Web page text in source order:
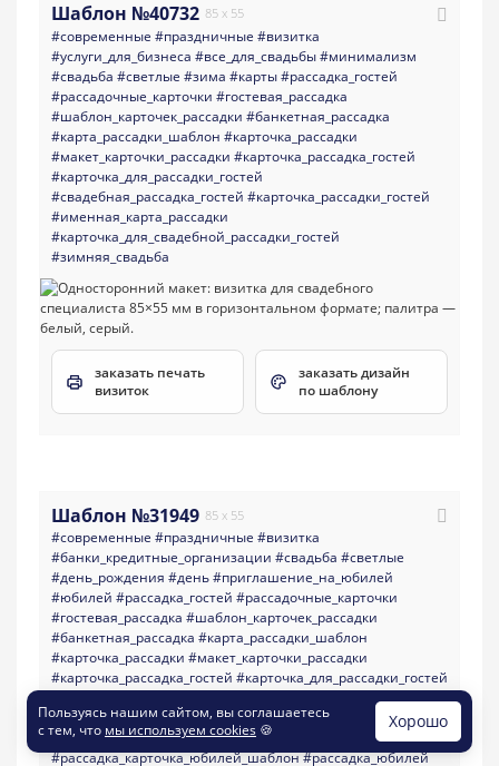
Шаблон №40732 85 x 55
#современные #праздничные #визитка
#услуги_для_бизнеса #все_для_свадьбы#минимализм
#свадьба #светлые #зима #карты#рассадка_гостей
#рассадочные_карточки #гостевая_рассадка
#шаблон_карточек_рассадки #банкетная_рассадка
#карта_рассадки_шаблон #карточка_рассадки
#макет_карточки_рассадки #карточка_рассадка_гостей
#карточка_для_рассадки_гостей
#свадебная_рассадка_гостей #карточка_рассадки_гостей
#именная_карта_рассадки
#карточка_для_свадебной_рассадки_гостей
#зимняя_свадьба
заказать печать
визиток
заказать дизайн
по шаблону
Шаблон №31949 85 x 55
#современные #праздничные #визитка
#банки_кредитные_организации #свадьба #светлые
#день_рождения #день#приглашение_на_юбилей
#юбилей #рассадка_гостей #рассадочные_карточки
#гостевая_рассадка #шаблон_карточек_рассадки
#банкетная_рассадка #карта_рассадки_шаблон
#карточка_рассадки #макет_карточки_рассадки
#карточка_рассадка_гостей #карточка_для_рассадки_гостей
#карточка_рассадки_гостей
#именная_карта_рассадки
#карточка_для_свадебной_рассадки_гостей
#рассадка_карточка_юбилей_шаблон#рассадка_юбилей
Пользуясь нашим сайтом, вы соглашаетесь
с тем, что мы используем cookies 🍪 Хорошо